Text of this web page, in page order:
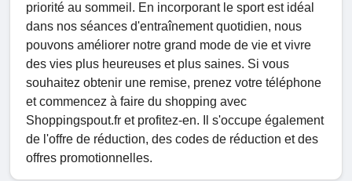
priorité au sommeil. En incorporant le sport est idéal
dans nos séances d'entraînement quotidien, nous
pouvons améliorer notre grand mode de vie et vivre
des vies plus heureuses et plus saines. Si vous
souhaitez obtenir une remise, prenez votre téléphone
et commencez à faire du shopping avec
Shoppingspout.fr et profitez-en. Il s'occupe également
de l'offre de réduction, des codes de réduction et des
offres promotionnelles.